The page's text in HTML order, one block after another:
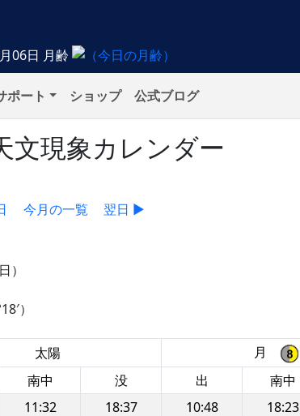
06日 月齢
ポート ショップ 公式ブログ
文現象カレンダー
今月の一覧 翌日 ▶
）
）
太陽
月
南中 没 出 南中
11:32 18:37 10:48 18:23